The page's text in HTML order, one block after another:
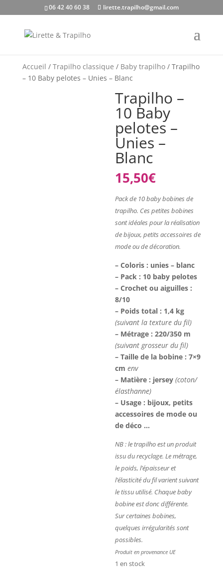
06 42 40 60 38 lirette.trapilho@gmail.com
Accueil / Trapilho classique / Baby trapilho/ Trapilho
– 10 Baby pelotes – Unies – Blanc
Trapilho –
10 Baby
pelotes –
Unies –
Blanc
15,50€
Pack de 10 baby bobines de
trapilho. Ces petites bobines
sont idéales pour la réalisation
de bijoux, petits accessoires de
mode ou de décoration.
– Coloris : unies – blanc
– Pack : 10 baby pelotes
– Crochet ou aiguilles :
8/10
– Poids total : 1,4 kg
(suivant la texture du fil)
– Métrage : 220/350 m
(suivant grosseur du fil)
– Taille de la bobine : 7×9
cmenv
– Matière : jersey(coton/
élasthanne)
– Usage : bijoux, petits
accessoires de mode ou
de déco …
NB : le trapilho est un produit
issu du recyclage. Le métrage,
le poids, l’épaisseur et
l’élasticité du fil varient suivant
le tissu utilisé. Chaque baby
bobine est donc différente.
Sur certaines bobines,
quelques irrégularités sont
possibles.
Produit en provenance UE
1 en stock